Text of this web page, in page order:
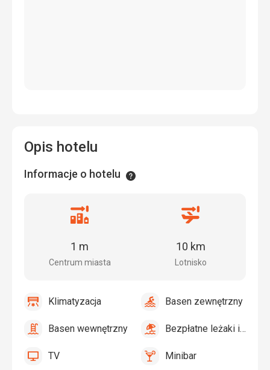
Opis hotelu
Informacje o hotelu Informacje
Odległość
centrum
Centrum miasta
1 m
Odległość
lotniska
Lotnisko
10 km
Klimatyzacja
Klimatyzacja
tak
BasenBasen zewnętrzny
tak
BasenBasen wewnętrzny
tak
Bezpłatne
i
Bezpłatne leżaki i parasole przy basenie
tak
TV TV
tak MinibarMinibar
tak